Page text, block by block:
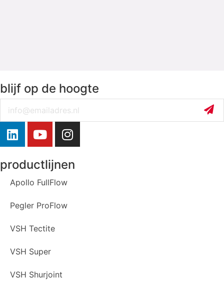
blijf op de hoogte
productlijnen
Apollo FullFlow
Pegler ProFlow
VSH Tectite
VSH Super
VSH Shurjoint